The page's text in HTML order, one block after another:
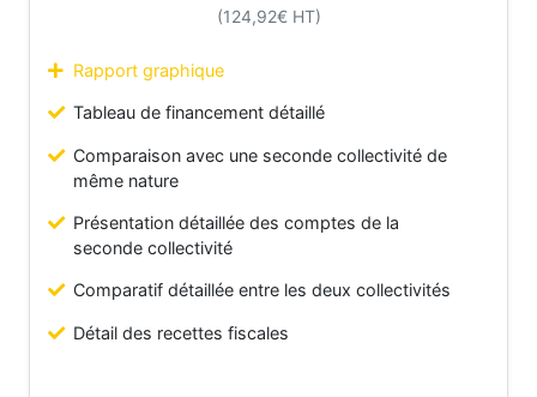
(124,92€ HT)
Rapport graphique
Tableau de financement détaillé
Comparaison avec une seconde collectivité de
même nature
Présentation détaillée des comptes de la
seconde collectivité
Comparatif détaillée entre les deux collectivités
Détail des recettes fiscales